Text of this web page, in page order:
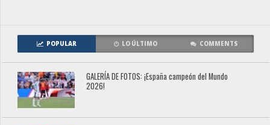
POPULAR LO ÚLTIMO COMMENTS
GALERÍA DE FOTOS: ¡España campeón del Mundo
2026!